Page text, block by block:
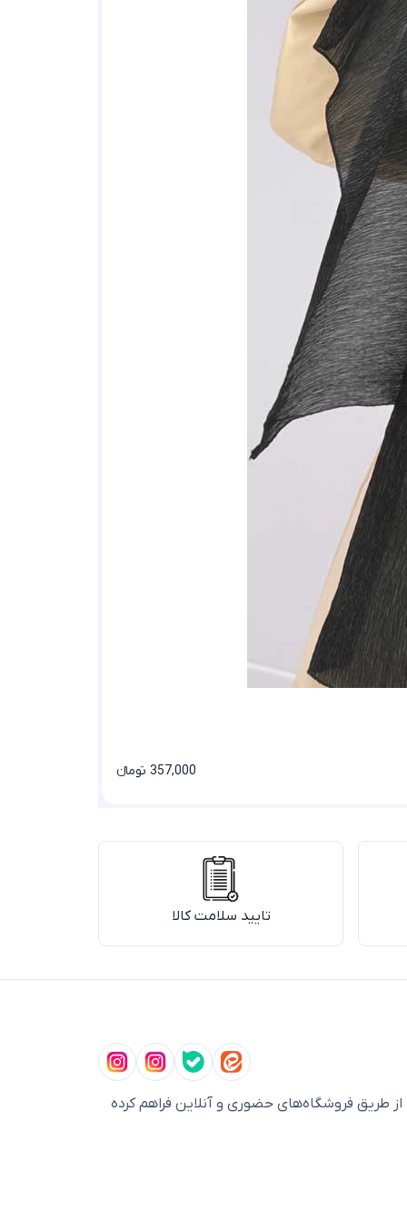
357,000 تومانء
تایید سلامت کالا
طریق فروشگاه‌های حضوری و آنلاین فراهم کرده